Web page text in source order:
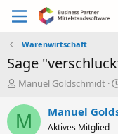
Warenwirtschaft
Sage
E
s
t
Manuel Goldschmidt
M Manuel
Aktives Mitglied